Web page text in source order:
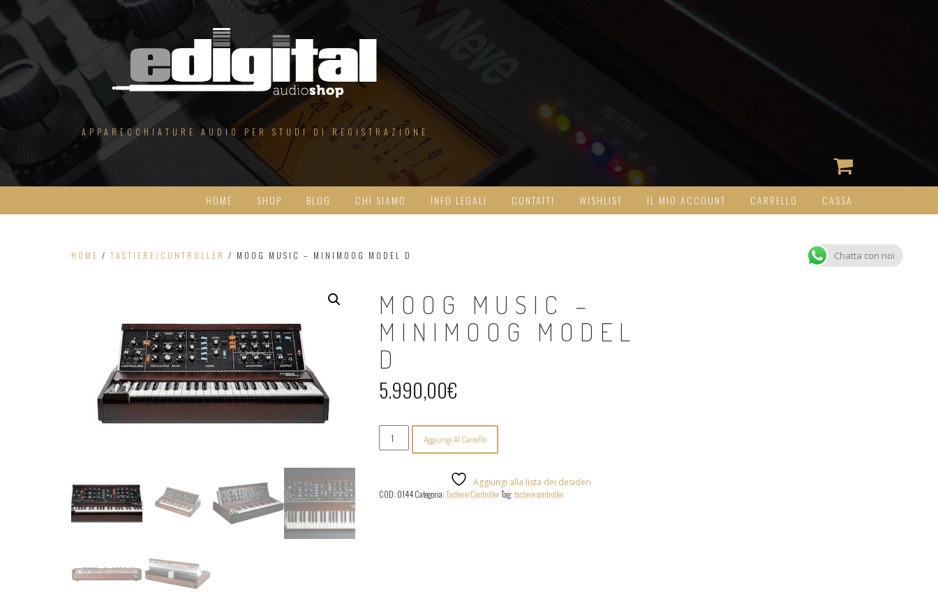
Salta
al
contenuto
APPARECCHIATURE AUDIO PER STUDI DI REGISTRAZIONE
HOME SHOP BLOG CHI SIAMO INFO LEGALI CONTATTI WISHLIST IL MIO ACCOUNT CARRELLO CASSA
HOME / TASTIERE/CONTROLLER / MOOG MUSIC – MINIMOOG MODEL D
MOOG MUSIC –
MINIMOOG MODEL
D
5.990,00€
Music
-
D
quantità
Aggiungi Al Carrello
Aggiungi alla lista dei desideri
COD: 0144Categoria:Tastiere/ControllerTag:tastiere controller
Chatta con noi